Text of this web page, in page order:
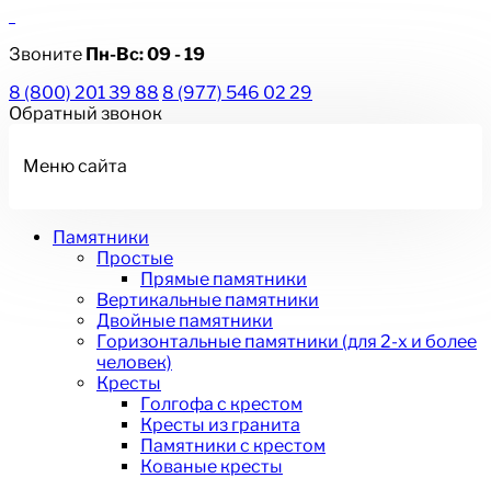
Звоните Пн-Вс:09 - 19
8 (800) 201 39 88 8 (977) 546 02 29
Обратный звонок
Меню сайта
Памятники
Простые
Прямые памятники
Вертикальные памятники
Двойные памятники
Горизонтальные памятники (для 2-х и более
человек)
Кресты
Голгофа с крестом
Кресты из гранита
Памятники с крестом
Кованые кресты